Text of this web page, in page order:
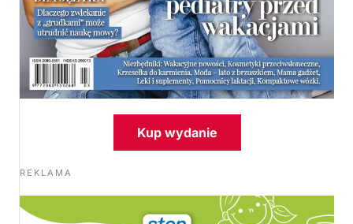
Kup wydanie
REKLAMA